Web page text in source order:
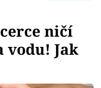
ničí
vodu! Jak